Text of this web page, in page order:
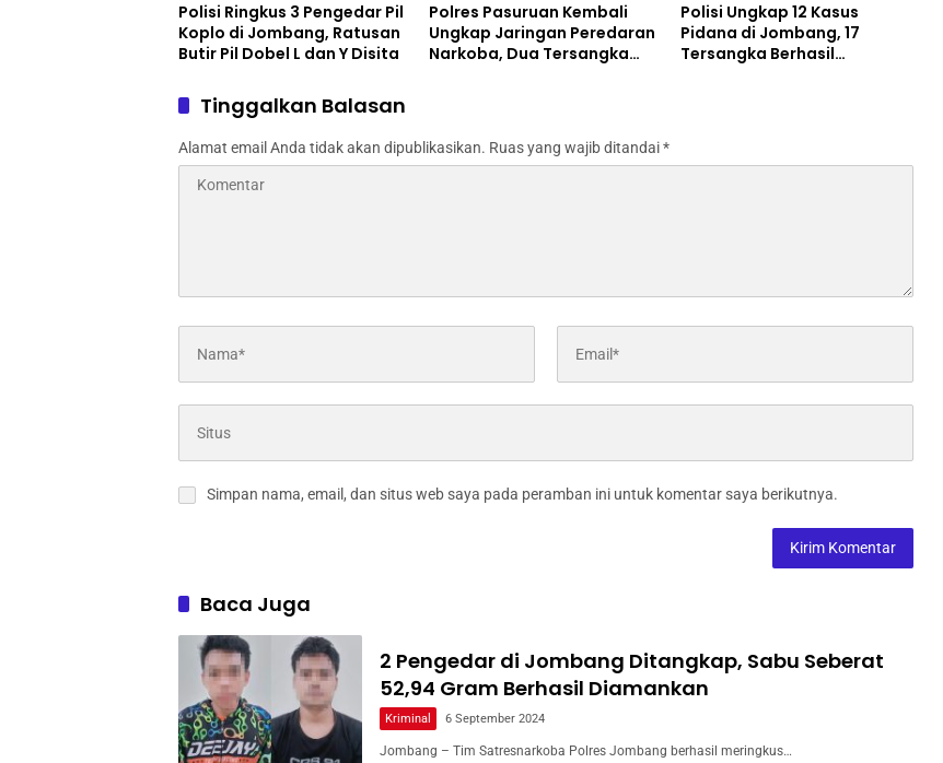
Polisi Ringkus 3 Pengedar Pil
Koplo di Jombang, Ratusan
Butir Pil Dobel L dan Y Disita
Polres Pasuruan Kembali
Ungkap Jaringan Peredaran
Narkoba, Dua Tersangka
Polisi Ungkap 12 Kasus
Pidana di Jombang, 17
Tersangka Berhasil
Tinggalkan Balasan
Alamat email Anda tidak akan dipublikasikan. Ruas yang wajib ditandai*
Simpan nama, email, dan situs web saya pada peramban ini untuk komentar saya berikutnya.
Baca Juga
2 Pengedar di Jombang Ditangkap, Sabu Seberat
52,94 Gram Berhasil Diamankan
Kriminal 6 September 2024
Jombang – Tim Satresnarkoba Polres Jombang berhasil meringkus…